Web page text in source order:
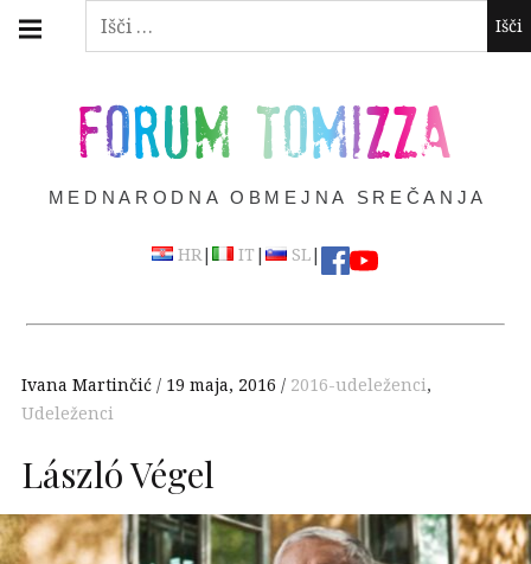
Išči:
Skip
FORUM TOMIZZA
MEDNARODNA OBMEJNA SREČANJA
HR| IT | SL|
navigation
Ivana Martinčić 19 maja, 2016 2016-udeleženci,
Udeleženci
László Végel